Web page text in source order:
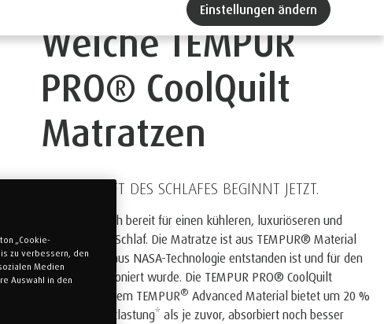
Einstellungen ändern
Weiche TEMPUR
PRO® CoolQuilt
Matratzen
DIE ZUKUNFT DES SCHLAFES BEGINNT JETZT.
Machen Sie sich bereit für einen kühleren, luxuriöseren und
erholsameren Schlaf. Die Matratze ist aus TEMPUR® Material
gefertigt, das aus NASA-Technologie entstanden ist und für den
Schlaf perfektioniert wurde. Die TEMPUR PRO® CoolQuilt
Matratze mit dem TEMPUR® Advanced Material bietet um 20 %
mehr Druckentlastung* als je zuvor, absorbiert noch besser
„Cookie-
zu verbessern, den
Medien
Auswahl in den